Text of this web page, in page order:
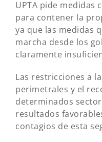
UPTA pide medidas
para contener la
ya que las medidas
marcha desde los
claramente
Las restricciones a
perimetrales y el
determinados
resultados
contagios de esta